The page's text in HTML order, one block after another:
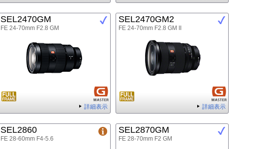
SEL2470GM
FE 24-70mm F2.8 GM
詳細表示
SEL2470GM2
FE 24-70mm F2.8 GM II
詳細表示
SEL2860
FE 28-60mm F4-5.6
SEL2870GM
FE 28-70mm F2 GM